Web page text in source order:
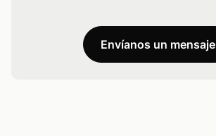
Envíanos un mensaje